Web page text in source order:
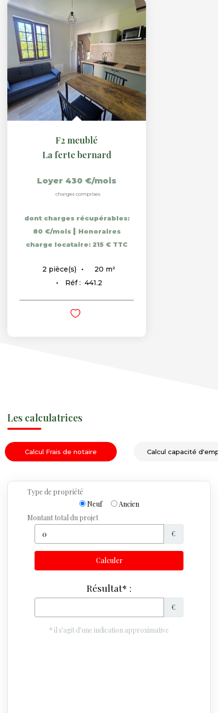
F2 meublé
La ferte bernard
Loyer 430 €/mois
charges comprises
dont charges récupérables:
80 €/mois | Honoraires
charge locataire: 215 € TTC
2 pièce(s) 20 m²
Réf : 441.2
Les calculatrices
Calcul Frais de notaire Calcul capacité